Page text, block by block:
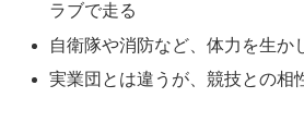
ラブで走る
自衛隊や消防など、体力を生か
実業団とは違うが、競技との相